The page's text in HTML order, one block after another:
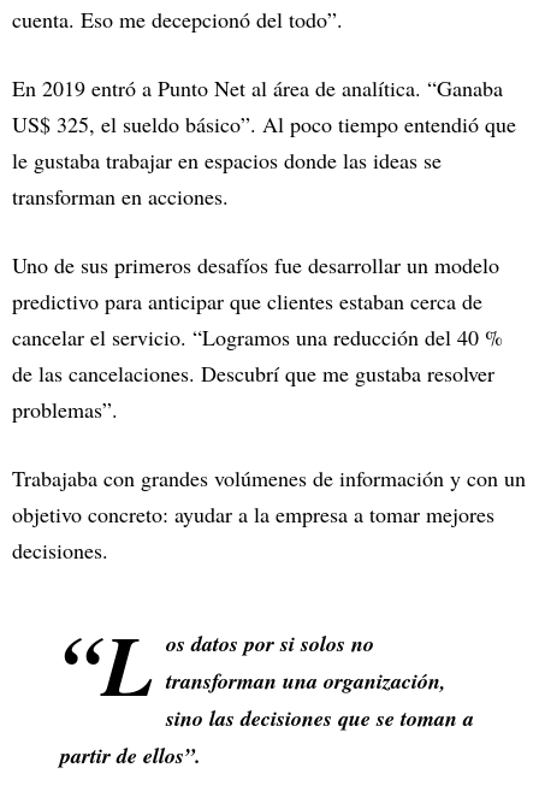
cuenta. Eso me decepcionó del todo”.
En 2019 entró a Punto Net al área de analítica. “Ganaba
US$ 325, el sueldo básico”. Al poco tiempo entendió que
le gustaba trabajar en espacios donde las ideas se
transforman en acciones.
Uno de sus primeros desafíos fue desarrollar un modelo
predictivo para anticipar que clientes estaban cerca de
cancelar el servicio. “Logramos una reducción del 40 %
de las cancelaciones. Descubrí que me gustaba resolver
problemas”.
Trabajaba con grandes volúmenes de información y con un
objetivo concreto: ayudar a la empresa a tomar mejores
decisiones.
“L os datos por si solos no
transforman una organización,
sino las decisiones que se toman a
partir de ellos”.